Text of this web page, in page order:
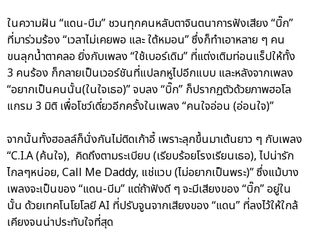
ในความฝัน “แดน-บีม” ชวนทุกคนหลับตาจินตนาการฟังเสียง “บิ๊ก”
ที่มาร่วมร้อง “เวลาไม่เคยพอ และ ใต้หมอน” ซึ่งก็ทำเอาหลาย ๆ คน
ขนลุกน้ำตาคลอ ยิ่งกับเพลง “ใช้เบอร์เดิม” ที่แต่งเติมท่อนแร็ปให้ทั้ง
3 คนร้อง ก็กลายเป็นเวอร์ชันที่แปลกหูไปอีกแบบ และหลังจากเพลง
“อยากเป็นคนนั้น(ในใจเธอ)” จบลง “บิ๊ก” ก็ปรากฏตัวด้วยภาพฮอโล
แกรม 3 มิติ เพื่อโชว์เดี่ยวอีกครั้งในเพลง “คนใจอ่อน (อ่อนใจ)”
จากนั้นทั้งฮอลล์ก็นั่งกันไม่ติดเก้าอี้ เพราะลุกขึ้นมาเต้นยาว ๆ กับเพลง
“C.I.A (ค้นใจ), คิดถึงตามระเบียบ (เรียบร้อยโรงเรียนเธอ), ไปน่ารัก
ไกลๆหน่อย, Call Me Daddy, แช่แวบ (ไม่อยากเป็นพระ)” ซึ่งแม้บาง
เพลงจะเป็นของ “แดน-บีม” แต่ถ้าฟังดี ๆ จะมีเสียงของ “บิ๊ก” อยู่ใน
นั้น ด้วยเทคโนโยโลยี AI ที่ปรับจูนจากเสียงของ “แดน” ที่ลงไว้ให้ใกล้
เคียงจนน่าประทับใจที่สุด